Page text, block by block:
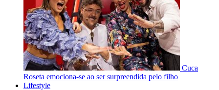
Cuca
Roseta emociona-se ao ser surpreendida pelo filho
Lifestyle